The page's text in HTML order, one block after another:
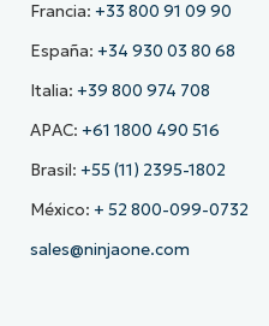
Francia: +33 800 91 09 90
España: +34 930 03 80 68
Italia: +39 800 974 708
APAC: +61 1800 490 516
Brasil: +55 (11) 2395-1802
México: + 52 800-099-0732
sales@ninjaone.com